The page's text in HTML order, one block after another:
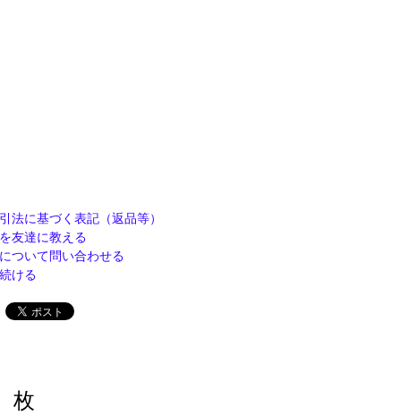
法に基づく表記（返品等）
友達に教える
ついて問い合わせる
ける
枚